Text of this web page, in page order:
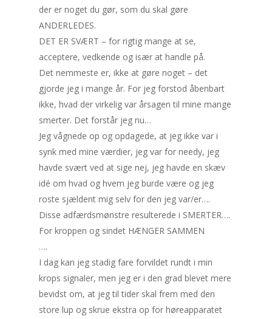
der er noget du gør, som du skal gøre
ANDERLEDES.
DET ER SVÆRT – for rigtig mange at se,
acceptere, vedkende og især at handle på.
Det nemmeste er, ikke at gøre noget – det
gjorde jeg i mange år. For jeg forstod åbenbart
ikke, hvad der virkelig var årsagen til mine mange
smerter. Det forstår jeg nu…
Jeg vågnede op og opdagede, at jeg ikke var i
synk med mine værdier, jeg var for needy, jeg
havde svært ved at sige nej, jeg havde en skæv
idé om hvad og hvem jeg burde være og jeg
roste sjældent mig selv for den jeg var/er….
Disse adfærdsmønstre resulterede i SMERTER….
For kroppen og sindet HÆNGER SAMMEN
….
I dag kan jeg stadig fare forvildet rundt i min
krops signaler, men jeg er i den grad blevet mere
bevidst om, at jeg til tider skal frem med den
store lup og skrue ekstra op for høreapparatet